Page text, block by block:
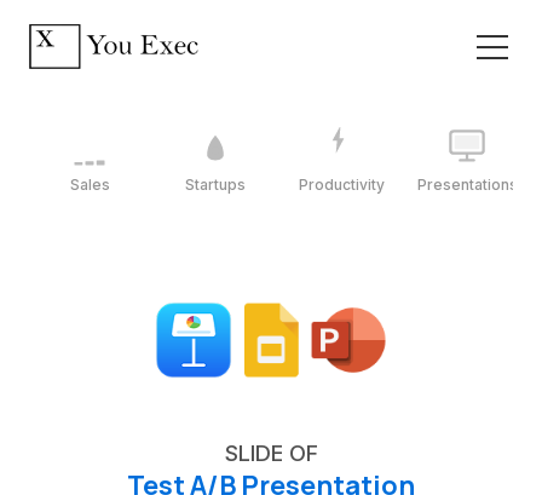
Sales Startups Productivity Presentations
SLIDE OF
Test A/B Presentation